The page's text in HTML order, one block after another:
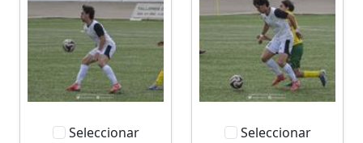
Seleccionar Seleccionar